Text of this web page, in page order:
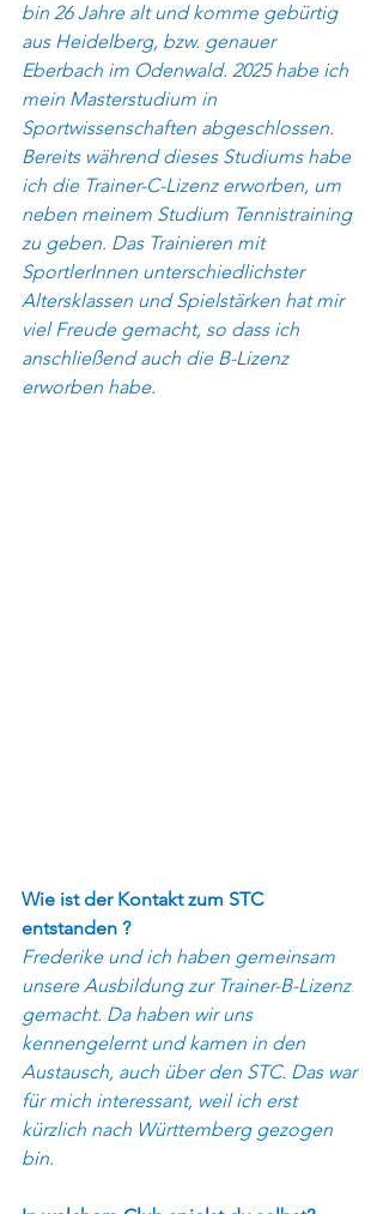
bin 26 Jahre alt und komme gebürtig
aus Heidelberg, bzw. genauer
Eberbach im Odenwald. 2025 habe ich
mein Masterstudium in
Sportwissenschaften abgeschlossen.
Bereits während dieses Studiums habe
ich die Trainer-C-Lizenz erworben, um
neben meinem Studium Tennistraining
zu geben. Das Trainieren mit
SportlerInnen unterschiedlichster
Altersklassen und Spielstärken hat mir
viel Freude gemacht, so dass ich
anschließend auch die B-Lizenz
erworben habe.
Wie ist der Kontakt zum STC
entstanden ?
Frederike und ich haben gemeinsam
unsere Ausbildung zur Trainer-B-Lizenz
gemacht. Da haben wir uns
kennengelernt und kamen in den
Austausch, auch über den STC. Das war
für mich interessant, weil ich erst
kürzlich nach Württemberg gezogen
bin.